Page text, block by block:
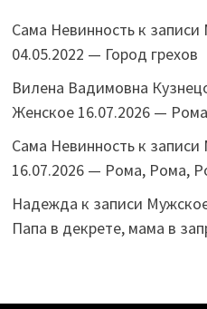
Сама Невинностьк записи
04.05.2022 — Город грехов
Вилена Вадимовна
Женское 16.07.2026 —
Сама Невинностьк записи
16.07.2026 — Рома, Рома,
Надежда к записи
Папа в декрете, мама в